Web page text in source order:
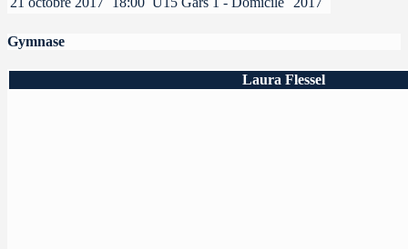
Gymnase
Laura Flessel